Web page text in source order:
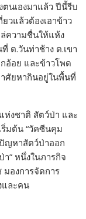
นเองมาแล้ว ปีนี้รีบ
วแล้วต้องเอาข้าว
ล่ความชื่นให้แห้ง
ต.วันท่าช้าง ต.เขา
อ้อย และข้าวโพด
าศัยหากินอยู่ในพื้นที่
ห่งชาติ สัตว์ป่า และ
มต้น “วัคซีนคุม
ญหาสัตว์ป่าออก
” หนึ่งในภารกิจ
องการจัดการ
และคน